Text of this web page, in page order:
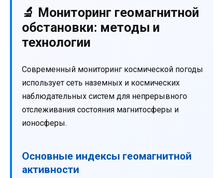
🔬 Мониторинг геомагнитной
обстановки: методы и
технологии
Современный мониторинг космической погоды
использует сеть наземных и космических
наблюдательных систем для непрерывного
отслеживания состояния магнитосферы и
ионосферы.
Основные индексы геомагнитной
активности